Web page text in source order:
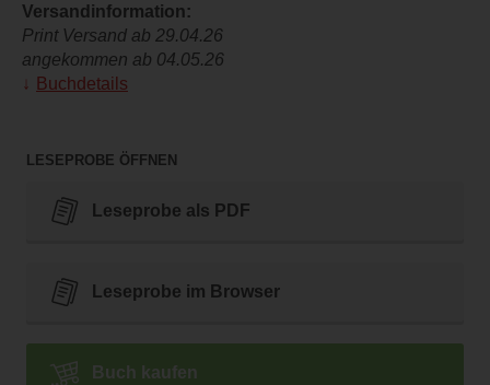
Versandinformation:
Print Versand ab 29.04.26
angekommen ab 04.05.26
Buchdetails
LESEPROBE ÖFFNEN
Leseprobe als PDF
Leseprobe im Browser
Buch kaufen